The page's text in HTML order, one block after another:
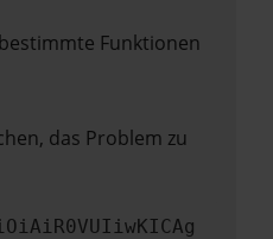
Funktionen
das Problem zu